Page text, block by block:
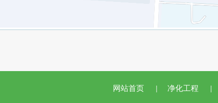
网站首页 | 净化工程 |